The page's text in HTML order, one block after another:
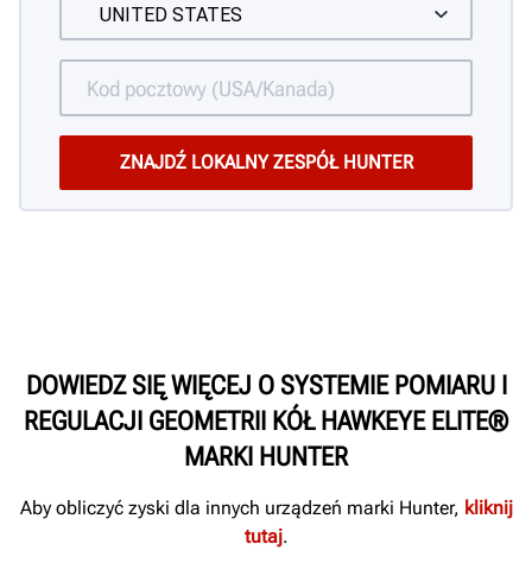
DOWIEDZ SIĘ WIĘCEJ O SYSTEMIE POMIARU I
REGULACJI GEOMETRII KÓŁ HAWKEYE ELITE®
MARKI HUNTER
Aby obliczyć zyski dla innych urządzeń marki Hunter, kliknij
tutaj.